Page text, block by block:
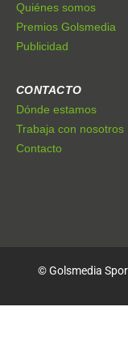
Quiénes somos
Premios Golsmedia
Publicidad
CONTACTO
Dónde estamos
Trabaja con nosotros
Contacto
© Golsmedia